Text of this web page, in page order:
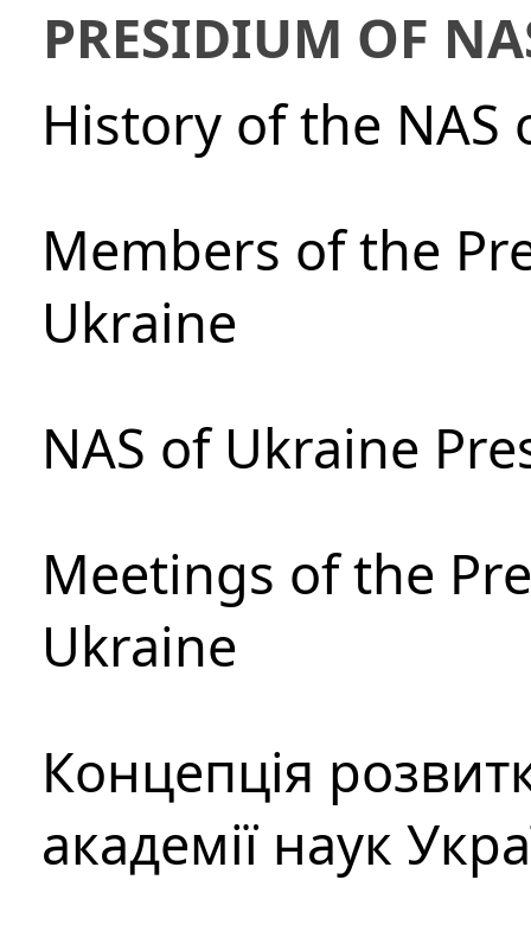
PRESIDIUM OF
History of the NAS
Members of the
Ukraine
NAS of Ukraine
Meetings of the
Ukraine
Концепція
академії наук